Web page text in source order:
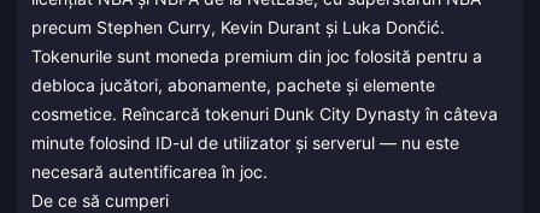
precum Stephen Curry, Kevin Durant și Luka Dončić.
Tokenurile sunt moneda premium din joc folosită pentru a
debloca jucători, abonamente, pachete și elemente
cosmetice. Reîncarcă tokenuri Dunk City Dynasty în câteva
minute folosind ID-ul de utilizator și serverul — nu este
necesară autentificarea în joc.
De ce să cumperi